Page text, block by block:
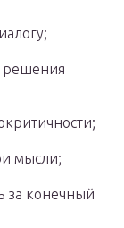
решения
мысли;
за конечный